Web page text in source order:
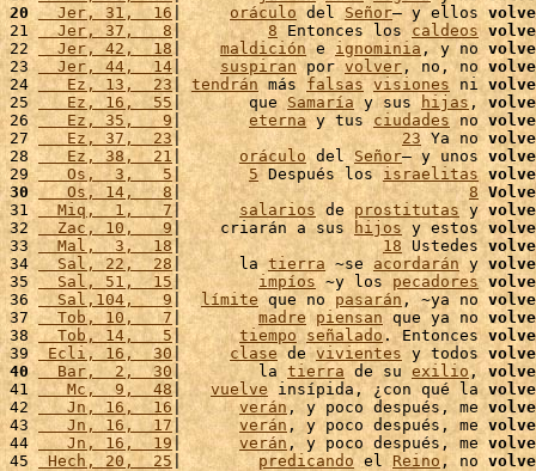
20
  Jer, 31,  16
| oráculo del Señor– y ellos
21
  Jer, 37,   8
| 8 Entonces los caldeos
22
  Jer, 42,  18
| maldición e ignominia , y no
23
  Jer, 44,  14
| suspiran por volver , no, no
24
   Ez, 13,  23
tendrán más falsas visiones ni
25
   Ez, 16,  55
|       que Samaría y sus hijas ,
26
   Ez, 35,   9
| eterna y tus ciudades no
27
   Ez, 37,  23
| 23 Ya no
28
   Ez, 38,  21
| oráculo del Señor– y unos
29
   Os,  3,   5
| 5 Después los israelitas
30
   Os, 14,   8
| 8
31
  Miq,  1,   7
| salarios de prostitutas y
32
  Zac, 10,   9
|    criarán a sus hijos y estos
33
  Mal,  3,  18
| 18 Ustedes
34
  Sal, 22,  28
|      la tierra ~se acordarán y
35
  Sal, 51,  15
| impíos ~y los pecadores
36
  Sal,104,   9
| límite que no pasarán , ~ya no
37
  Tob, 10,   7
| madre piensan que ya no
38
  Tob, 14,   5
| tiempo señalado. Entonces
39 Ecli, 16,  30| clase de vivientes y todos
40
  Bar,  2,  30
|        la tierra de su exilio,
41
   Mc,  9,  48
| vuelve insípida, ¿con qué la
42
   Jn, 16,  16
| verán, y poco después, me
43
   Jn, 16,  17
| verán , y poco después, me
44
   Jn, 16,  19
| verán , y poco después, me
45 Hech, 20,  25 | predicando el Reino , no